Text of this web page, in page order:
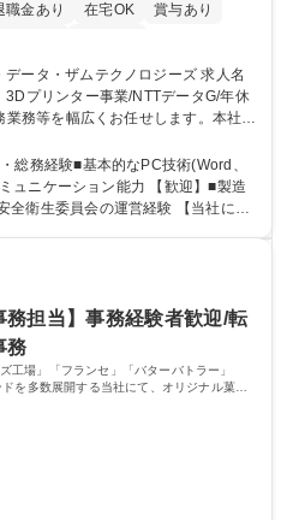
職金あり 在宅OK
賞与あり
タ・ザムテクノロジーズ 求人名
3Dプリンター事業/NTTデータG/年休
られた業務だけではなく、社員や現
状況に応じて柔軟に対応いただくこ
容の確認■採用業務のサポート■来
談、休職・復職手続き等の労務サ
内■その他、拠点運営に関わる管理
総務経験■基本的なPC技術(Word、
ュニケーション能力 【歓迎】■製造
委員会の運営経験 【当社につ
であり福利厚生は充実しているとと
専
務担当】事務経験者歓迎/転
務
工場」「フランセ」「バターバトラー」
を多数展開する当社にて、オリジナル菓子
。